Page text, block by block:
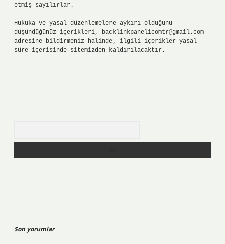
etmiş sayılırlar.
Hukuka ve yasal düzenlemelere aykırı olduğunu
düşündüğünüz içerikleri, backlinkpanelicomtr@gmail.com
adresine bildirmeniz halinde, ilgili içerikler yasal
süre içerisinde sitemizden kaldırılacaktır.
Son yorumlar